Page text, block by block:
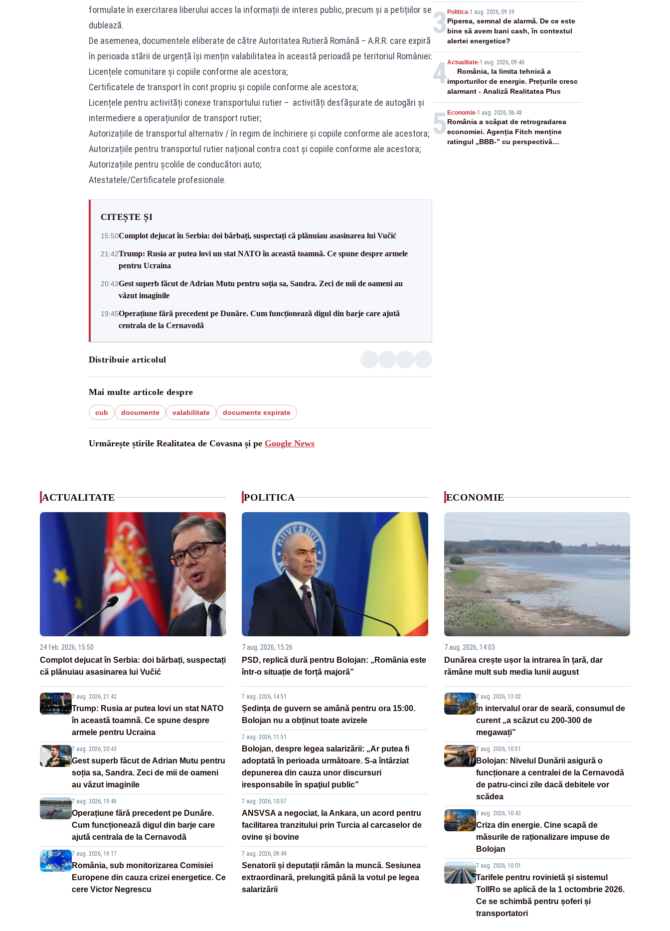
formulate în exercitarea liberului acces la informații de interes public, precum și a petițiilor se
dublează.
De asemenea, documentele eliberate de către Autoritatea Rutieră Română – A.R.R. care expiră
în perioada stării de urgență își mențin valabilitatea în această perioadă pe teritoriul României:
Licențele comunitare și copiile conforme ale acestora;
Certificatele de transport în cont propriu și copiile conforme ale acestora;
Licențele pentru activități conexe transportului rutier – activități desfășurate de autogări și
intermediere a operațiunilor de transport rutier;
Autorizațiile de transportul alternativ / în regim de închiriere și copiile conforme ale acestora;
Autorizațiile pentru transportul rutier național contra cost și copiile conforme ale acestora;
Autorizațiile pentru școlile de conducători auto;
Atestatele/Certificatele profesionale.
CITEȘTE ȘI
15:50Complot dejucat în Serbia: doi bărbați, suspectați că plănuiau asasinarea lui Vučić
21:42Trump: Rusia ar putea lovi un stat NATO în această toamnă. Ce spune despre armele
pentru Ucraina
20:43Gest superb făcut de Adrian Mutu pentru soția sa, Sandra. Zeci de mii de oameni au
văzut imaginile
19:45Operațiune fără precedent pe Dunăre. Cum funcționează digul din barje care ajută
centrala de la Cernavodă
Distribuie articolul
Mai multe articole despre
cub documente valabilitate documente expirate
Urmărește știrile Realitatea de Covasna și pe Google News
3 Politica-1 aug. 2026, 09:39
Piperea, semnal de alarmă. De ce este
bine să avem bani cash, în contextul
alertei energetice?
4Actualitate-1 aug. 2026, 09:46
România, la limita tehnică a
importurilor de energie. Prețurile cresc
alarmant - Analiză Realitatea Plus
5 Economie-1 aug. 2026, 06:48
România a scăpat de retrogradarea
economiei. Agenția Fitch menține
ratingul „BBB-” cu perspectivă
ACTUALITATE
24 feb. 2026, 15:50
Complot dejucat în Serbia: doi bărbați, suspectați
că plănuiau asasinarea lui Vučić
7 aug. 2026, 21:42
Trump: Rusia ar putea lovi un stat NATO
în această toamnă. Ce spune despre
armele pentru Ucraina
7 aug. 2026, 20:43
Gest superb făcut de Adrian Mutu pentru
soția sa, Sandra. Zeci de mii de oameni
au văzut imaginile
7 aug. 2026, 19:45
Operațiune fără precedent pe Dunăre.
Cum funcționează digul din barje care
ajută centrala de la Cernavodă
7 aug. 2026, 19:17
România, sub monitorizarea Comisiei
Europene din cauza crizei energetice. Ce
cere Victor Negrescu
POLITICA
7 aug. 2026, 15:26
PSD, replică dură pentru Bolojan: „România este
într-o situație de forță majoră”
7 aug. 2026, 14:51
Ședința de guvern se amână pentru ora 15:00.
Bolojan nu a obținut toate avizele
7 aug. 2026, 11:51
Bolojan, despre legea salarizării: „Ar putea fi
adoptată în perioada următoare. S-a întârziat
depunerea din cauza unor discursuri
iresponsabile în spaţiul public”
7 aug. 2026, 10:57
ANSVSA a negociat, la Ankara, un acord pentru
facilitarea tranzitului prin Turcia al carcaselor de
ovine și bovine
7 aug. 2026, 09:49
Senatorii și deputații rămân la muncă. Sesiunea
extraordinară, prelungită până la votul pe legea
salarizării
ECONOMIE
7 aug. 2026, 14:03
Dunărea crește ușor la intrarea în țară, dar
rămâne mult sub media lunii august
7 aug. 2026, 13:02
În intervalul orar de seară, consumul de
curent „a scăzut cu 200-300 de
megawați”
7 aug. 2026, 10:51
Bolojan: Nivelul Dunării asigură o
funcționare a centralei de la Cernavodă
de patru-cinci zile dacă debitele vor
scădea
7 aug. 2026, 10:43
Criza din energie. Cine scapă de
măsurile de raționalizare impuse de
Bolojan
7 aug. 2026, 10:01
Tarifele pentru rovinietă și sistemul
TollRo se aplică de la 1 octombrie 2026.
Ce se schimbă pentru șoferi și
transportatori